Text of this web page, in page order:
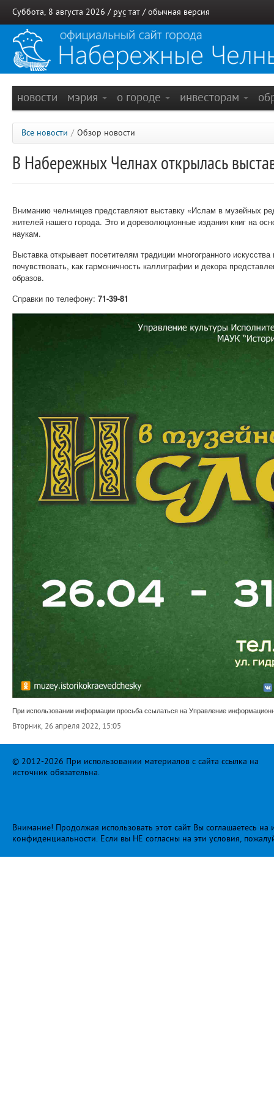
Суббота, 8 августа 2026 / рус тат / обычная версия
новости мэрия о городе инвесторам
Все новости / Обзор новости
В Набережных Челнах открылась
Вниманию челнинцев представляют выставку «Ислам в музейных
жителей нашего города. Это и дореволюционные издания книг на
наукам.
Выставка открывает посетителям традиции многогранного
почувствовать, как гармоничность каллиграфии и декора
образов.
Справки по телефону: 71-39-81
При использовании информации просьба ссылаться на Управление
Вторник, 26 апреля 2022, 15:05
© 2012-2026 При использовании материалов с сайта ссылка на
источник обязательна.
Внимание! Продолжая использовать этот сайт Вы соглашаетесь
конфиденциальности . Если вы НЕ согласны на эти условия,